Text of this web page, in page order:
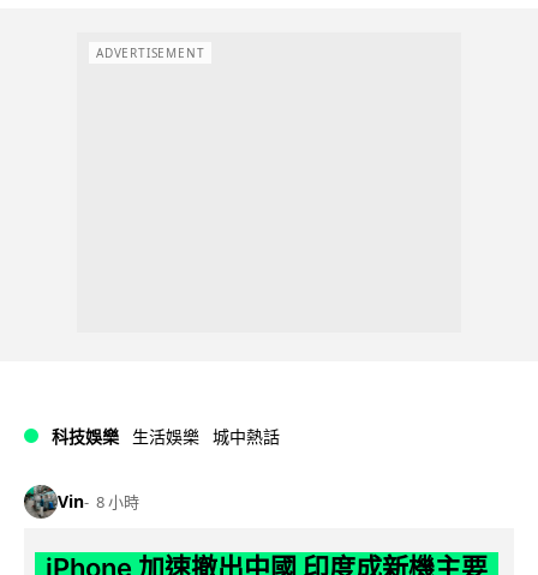
ADVERTISEMENT
科技娛樂 生活娛樂 城中熱話
Vin 8 小時
iPhone 加速撤出中國 印度成新機主要